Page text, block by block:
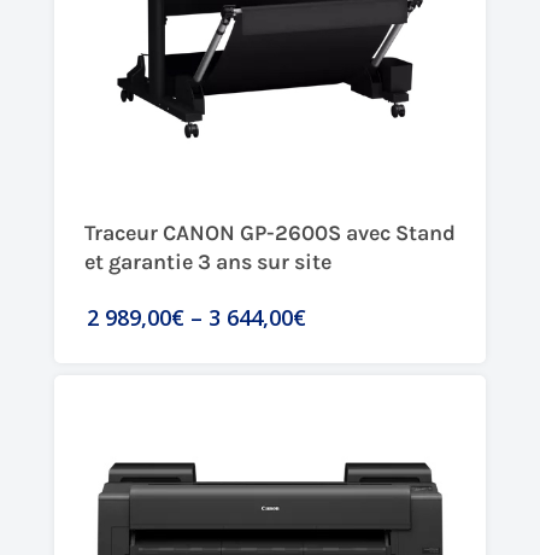
Traceur CANON GP-2600S avec Stand
et garantie 3 ans sur site
2 989,00€ – 3 644,00€